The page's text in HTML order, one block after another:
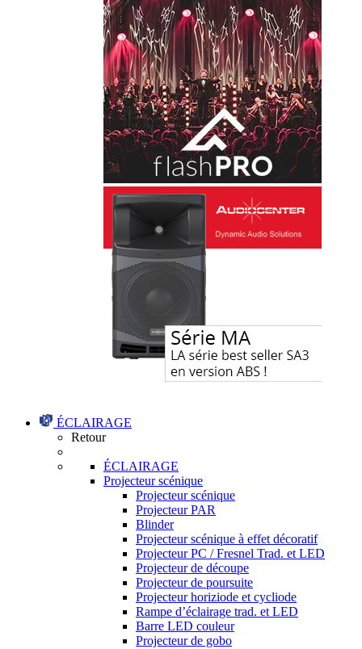
ÉCLAIRAGE
Retour
ÉCLAIRAGE
Projecteur scénique
Projecteur scénique
Projecteur PAR
Blinder
Projecteur scénique à effet décoratif
Projecteur PC / Fresnel Trad. et LED
Projecteur de découpe
Projecteur de poursuite
Projecteur horiziode et cycliode
Rampe d’éclairage trad. et LED
Barre LED couleur
Projecteur de gobo